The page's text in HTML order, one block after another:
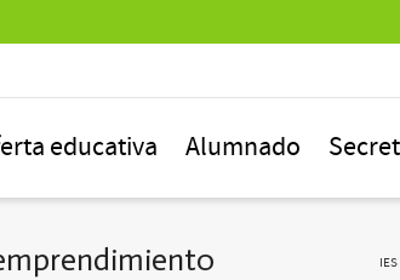
educativa Alumnado